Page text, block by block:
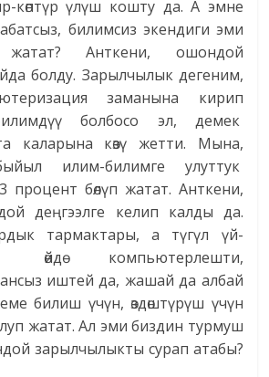
көптүр үлүш кошту да. А эмне
билимсиз экендиги эми
Анткени, ошондой
болду. Зарылчылык дегеним,
заманына кирип
болбосо эл, демек
каларына көзү жетти. Мына,
илим-билимге улуттук
процент бөлүп жатат. Анткени,
деңгээлге келип калды да.
тармактары, а түгүл үй-
өйдө компьютерлешти,
иштей да, жашай да албай
билиш үчүн, өздөштүрүш үчүн
жатат. Ал эми биздин турмуш
зарылчылыкты сурап атабы?